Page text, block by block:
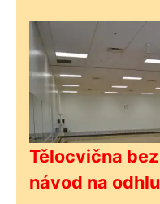
Tělocvična
návod na